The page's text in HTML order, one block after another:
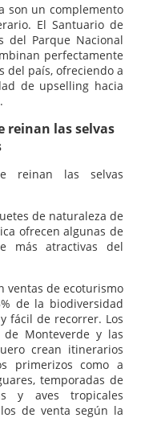
son un complemento
El Santuario de
del Parque Nacional
perfectamente
del país, ofreciendo a
de upselling hacia
reinan las selvas
de naturaleza de
ofrecen algunas de
más atractivas del
ventas de ecoturismo
de la biodiversidad
fácil de recorrer. Los
de Monteverde y las
crean itinerarios
primerizos como a
temporadas de
y aves tropicales
de venta según la